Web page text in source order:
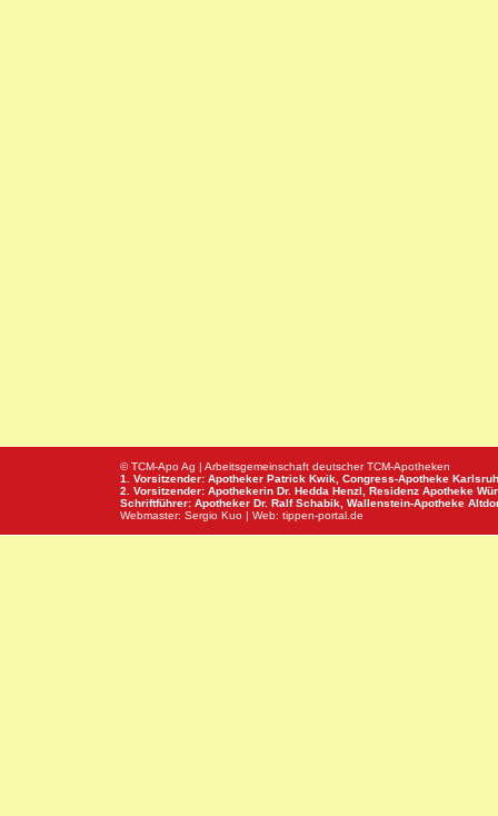
© TCM-Apo Ag | Arbeitsgemeinschaft deutscher TCM-Apotheken
1. Vorsitzender: Apotheker Patrick Kwik, Congress-Apotheke
2. Vorsitzender: Apothekerin Dr. Hedda Henzl, Residenz Apotheke
Schriftführer: Apotheker Dr. Ralf Schabik, Wallenstein-Apotheke
Webmaster: Sergio Kuo | Web: tippen-portal.de